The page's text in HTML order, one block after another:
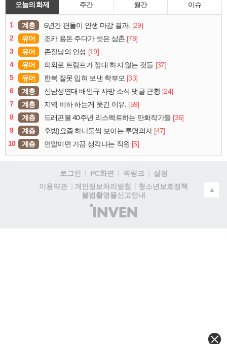
오늘의 화제 주간 월간 이슈
1 계층 6년간 편돌이 인생 마감 결과. [29]
2
유머 조카 용돈 주다가 뺏은 삼촌 [78]
3
유머 존잘남의 인성 [19]
4
유머 의외로 트럼프가 절대 하지 않는 것들 [37]
5
유머 한복 잘못 입혀 보낸 학부모 [33]
6
계층 신남성연대 배인규 사망 소식 댓글 근황 [24]
7
계층 지역 비하 하는게 웃긴 이유. [59]
8
계층 드래곤볼 40주년 리스펙트하는 만화작가들 [36]
9
계층 후방)요즘 하나둘씩 보이는 투명의자 [47]
10
계층 연말이면 가끔 생각나는 직원 [5]
로그인 PC화면 퀵링크
설정
이용약관
개인정보처리방침
청소년보호정책
불법촬영물신고안내
(주)
인
▲